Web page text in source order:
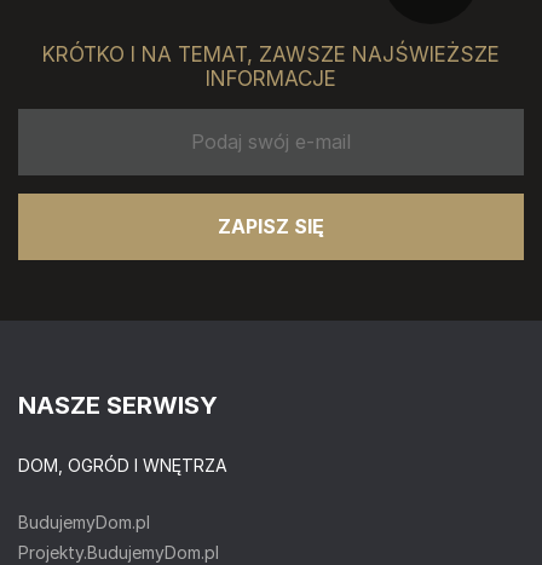
KRÓTKO I NA TEMAT, ZAWSZE NAJŚWIEŻSZE
INFORMACJE
ZAPISZ SIĘ
NASZE SERWISY
DOM, OGRÓD I WNĘTRZA
BudujemyDom.pl
Projekty.BudujemyDom.pl